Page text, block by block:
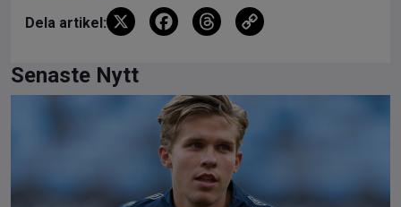
Dela artikel: X
F
b
o
o
k
T
a
d
s
Senaste Nytt